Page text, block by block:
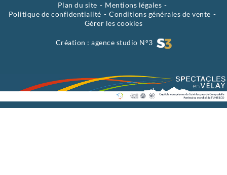
Plan du site
Mentions légales
Politique de confidentialité
Conditions générales de vente
Gérer les cookies
Création : agence studio N°3